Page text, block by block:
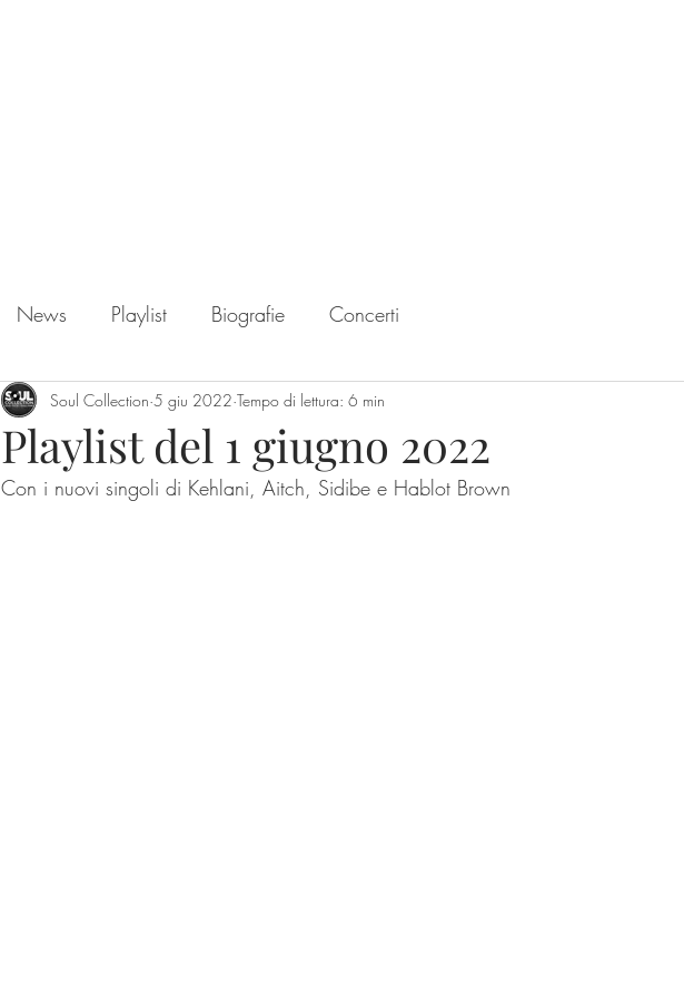
News Playlist Biografie Concerti
Playlist del 1 giugno 2022
Soul Collection 5 giu 2022 Tempo di lettura: 6 min
Con i nuovi singoli di Kehlani, Aitch, Sidibe e Hablot Brown